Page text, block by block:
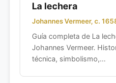
La lechera
Johannes Vermeer, c.
Guía completa de La
Johannes Vermeer.
técnica, simbolismo,...